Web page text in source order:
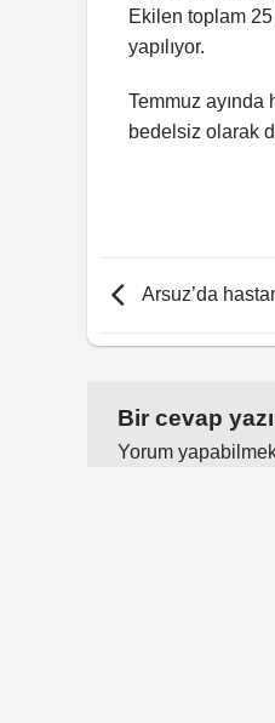
Ekilen toplam
yapılıyor.
Temmuz ayında
bedelsiz olarak
Arsuz’da
Bir cevap
Yorum